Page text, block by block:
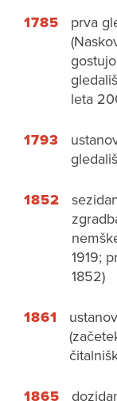
1785
prva
leta
1793
1852
1919;
1852)
1861
1865